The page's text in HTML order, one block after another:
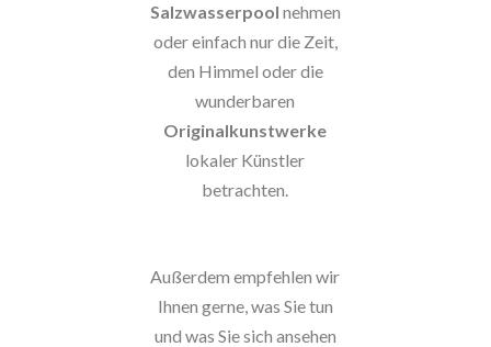
Salzwasserpool nehmen
oder einfach nur die Zeit,
den Himmel oder die
wunderbaren
Originalkunstwerke
lokaler Künstler
betrachten.
Außerdem empfehlen wir
Ihnen gerne, was Sie tun
und was Sie sich ansehen